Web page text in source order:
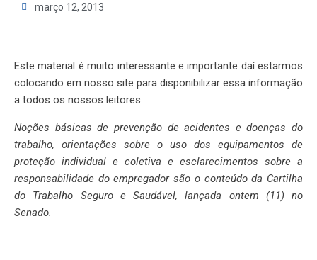
março 12, 2013
Este material é muito interessante e importante daí estarmos
colocando em nosso site para disponibilizar essa informação
a todos os nossos leitores.
Noções básicas de prevenção de acidentes e doenças do
trabalho, orientações sobre o uso dos equipamentos de
proteção individual e coletiva e esclarecimentos sobre a
responsabilidade do empregador são o conteúdo da Cartilha
do Trabalho Seguro e Saudável, lançada ontem (11) no
Senado.